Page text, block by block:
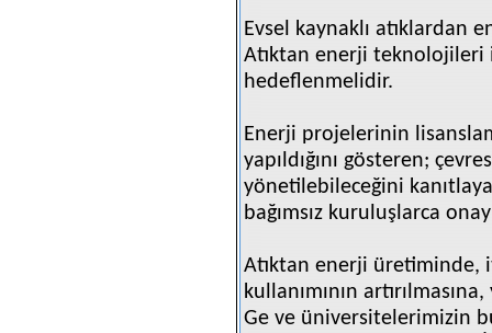
Evsel kaynaklı atıklardan
Atıktan enerji teknolojileri
hedeflenmelidir.
Enerji projelerinin
yapıldığını gösteren;
yönetilebileceğini
bağımsız kuruluşlarca
Atıktan enerji
kullanımının
Ge ve üniversitelerimizin